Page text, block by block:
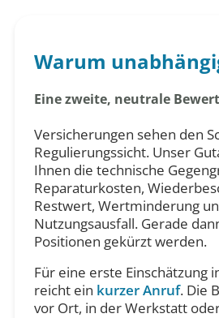
Warum
Eine zweite, neutrale
Versicherungen sehen den
Regulierungssicht. Unser
Ihnen die technische
Reparaturkosten,
Restwert, Wertminderung
Nutzungsausfall. Gerade
Positionen gekürzt werden.
Für eine erste Einschätzung
reicht ein kurzer Anruf. Die
vor Ort, in der Werkstatt